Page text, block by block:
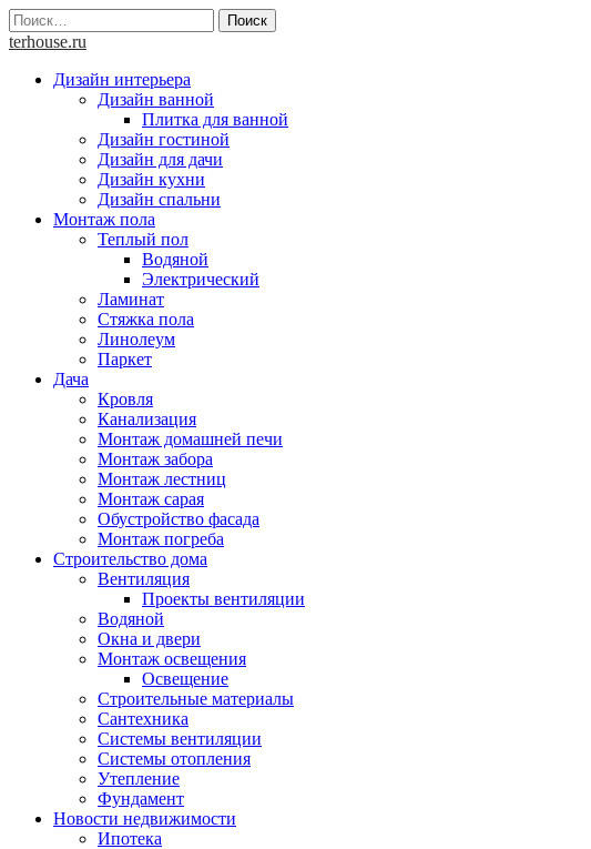
Skip
to
Найти:
terhouse.ru
Дизайн интерьера
Дизайн ванной
Плитка для ванной
Дизайн гостиной
Дизайн для дачи
Дизайн кухни
Дизайн спальни
Монтаж пола
Теплый пол
Водяной
Электрический
Ламинат
Стяжка пола
Линолеум
Паркет
Дача
Кровля
Канализация
Монтаж домашней печи
Монтаж забора
Монтаж лестниц
Монтаж сарая
Обустройство фасада
Монтаж погреба
Строительство дома
Вентиляция
Проекты вентиляции
Водяной
Окна и двери
Монтаж освещения
Освещение
Строительные материалы
Сантехника
Системы вентиляции
Системы отопления
Утепление
Фундамент
Новости недвижимости
Ипотека